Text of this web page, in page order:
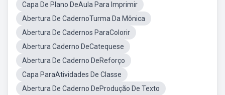
Capa De Plano DeAula Para Imprimir
Abertura De CadernoTurma Da Mônica
Abertura De Cadernos ParaColorir
Abertura Caderno DeCatequese
Abertura De Caderno DeReforço
Capa ParaAtividades De Classe
Abertura De Caderno DeProdução De Texto